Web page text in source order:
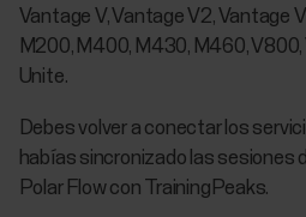
Vantage V, Vantage V2, Vantage
M200, M400, M430, M460, V800,
Unite.
Debes volver a conectar los
habías sincronizado las sesiones
Polar Flow con TrainingPeaks.